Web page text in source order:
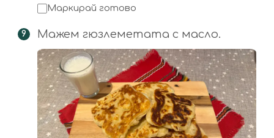
Маркирай готово
Мажем гюзлеметата с масло.